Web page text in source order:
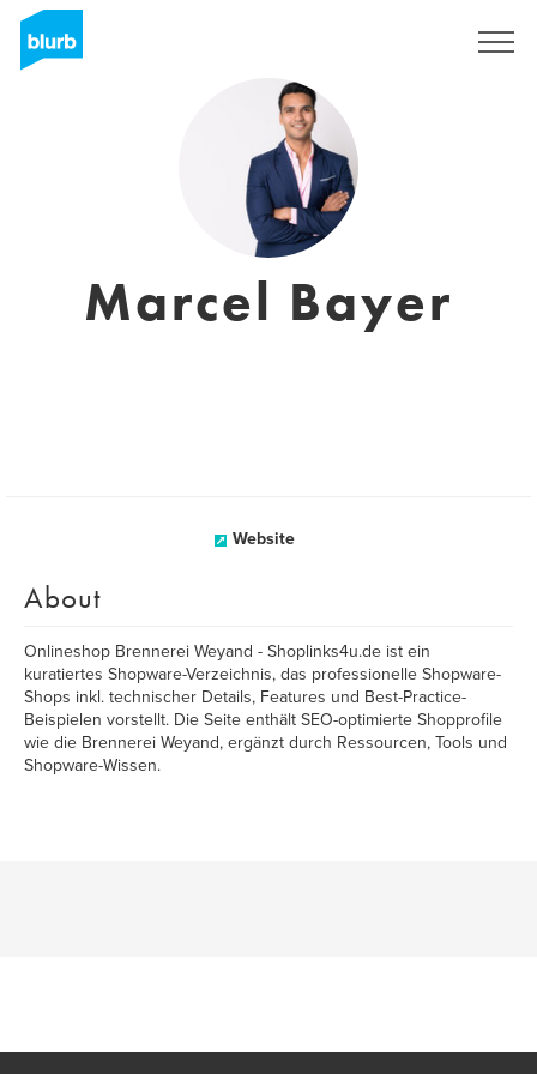
Marcel Bayer
Website
About
Onlineshop Brennerei Weyand - Shoplinks4u.de ist ein
kuratiertes Shopware-Verzeichnis, das professionelle Shopware-
Shops inkl. technischer Details, Features und Best-Practice-
Beispielen vorstellt. Die Seite enthält SEO-optimierte Shopprofile
wie die Brennerei Weyand, ergänzt durch Ressourcen, Tools und
Shopware-Wissen.